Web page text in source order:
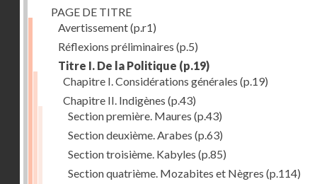
PAGE DE TITRE
Avertissement(p.r1)
Réflexions préliminaires (p.5)
Titre I. De la Politique (p.19)
Chapitre I. Considérations générales (p.19)
Chapitre II. Indigènes (p.43)
Section première. Maures (p.43)
Section deuxième. Arabes (p.63)
Section troisième. Kabyles (p.85)
Section quatrième. Mozabites et Nègres (p.114)